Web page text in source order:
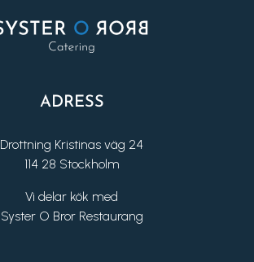
ADRESS
Drottning Kristinas väg 24
114 28 Stockholm
Vi delar kök med
Syster O Bror Restaurang